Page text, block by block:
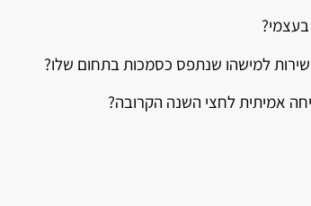
שירות למישהו שנתפס כסמכות בתחום שלו?
אמיתית לחצי השנה הקרובה?